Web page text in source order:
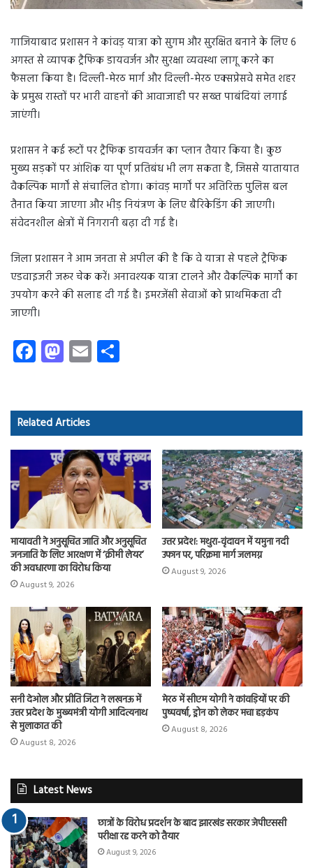
गाजियाबाद प्रशासन ने कांवड़ यात्रा को सुगम और सुरक्षित बनाने के लिए 6
अगस्त से व्यापक ट्रैफिक डायवर्जन और सुरक्षा व्यवस्था लागू करने का
फैसला किया है। दिल्ली-मेरठ मार्ग और दिल्ली-मेरठ एक्सप्रेसवे समेत शहर
के प्रमुख रास्तों पर भारी वाहनों की आवाजाही पर सख्त पाबंदियां लगाई
जाएंगी।
प्रशासन ने कई रूटों पर ट्रैफिक डायवर्जन का प्लान तैयार किया है। कुछ
मुख्य सड़कों पर आंशिक या पूर्ण प्रतिबंध भी लग सकता है, जिससे यातायात
वैकल्पिक मार्गों से संचालित होगा। कांवड़ मार्गों पर अतिरिक्त पुलिस बल
तैनात किया जाएगा और भीड़ नियंत्रण के लिए बैरिकेडिंग की जाएगी।
संवेदनशील क्षेत्रों में निगरानी बढ़ा दी गई है।
जिला प्रशासन ने आम जनता से अपील की है कि वे यात्रा से पहले ट्रैफिक
एडवाइजरी जरूर चेक करें। अनावश्यक यात्रा टालने और वैकल्पिक मार्गों का
उपयोग करने की सलाह दी गई है। इमरजेंसी सेवाओं को प्राथमिकता दी
जाएगी।
Fa
ce
o
ok
M
as
d
o
n
E
m
Related Articles
मायावती ने अनुसूचित जाति और अनुसूचित
जनजाति के लिए आरक्षण में ‘क्रीमी लेयर’
की अवधारणा का विरोध किया
August 9, 2026
उत्तर प्रदेश: मथुरा-वृंदावन में यमुना नदी
उफान पर, परिक्रमा मार्ग जलमग्न
August 9, 2026
सनी देओल और प्रीति जिंटा ने लखनऊ में
उत्तर प्रदेश के मुख्यमंत्री योगी आदित्यनाथ
से मुलाकात की
August 8, 2026
मेरठ में सीएम योगी ने कांवड़ियों पर की
पुष्पवर्षा, ड्रोन को लेकर मचा हड़कंप
August 8, 2026
Latest News
छात्रों के विरोध प्रदर्शन के बाद झारखंड सरकार जेपीएससी
परीक्षा रद्द करने को तैयार
August 9, 2026